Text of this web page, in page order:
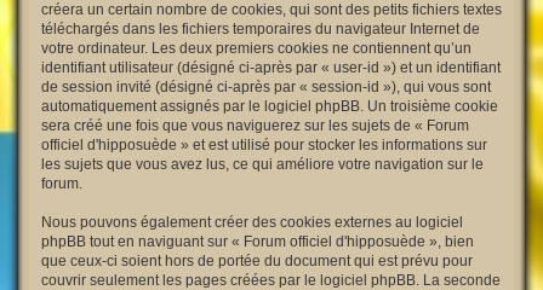
créera un certain nombre de cookies, qui sont des petits fichiers textes
téléchargés dans les fichiers temporaires du navigateur Internet de
votre ordinateur. Les deux premiers cookies ne contiennent qu’un
identifiant utilisateur (désigné ci-après par « user-id ») et un identifiant
de session invité (désigné ci-après par « session-id »), qui vous sont
automatiquement assignés par le logiciel phpBB. Un troisième cookie
sera créé une fois que vous naviguerez sur les sujets de « Forum
officiel d'hipposuède » et est utilisé pour stocker les informations sur
les sujets que vous avez lus, ce qui améliore votre navigation sur le
forum.
Nous pouvons également créer des cookies externes au logiciel
phpBB tout en naviguant sur « Forum officiel d'hipposuède », bien
que ceux-ci soient hors de portée du document qui est prévu pour
couvrir seulement les pages créées par le logiciel phpBB. La seconde